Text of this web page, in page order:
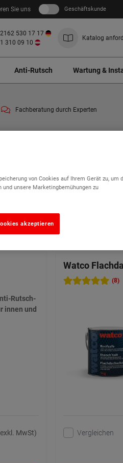
Sie uns Geschäftskunde
530 17 17
310 09 10
Katalog
Anti-Rutsch Wartung &
Fachberatung durch Experten
Vielen Dank für Ihr Verständnis und
Rutsch-
innen und
MwSt)
Watco
(8)
Vergleichen
von Cookies auf Ihrem Gerät zu, um
unsere Marketingbemühungen zu
akzeptieren